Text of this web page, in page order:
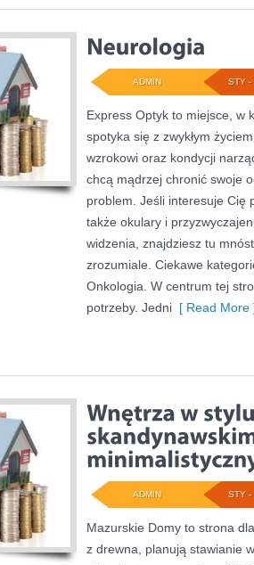
STY -
ADMIN
Express Optyk to miejsce, w
spotyka się z zwykłym
wzrokowi oraz kondycji
chcą mądrzej chronić swoje
problem. Jeśli interesuje Cię
także okulary i
widzenia, znajdziesz tu
zrozumiale. Ciekawe
Onkologia. W centrum tej
potrzeby. Jedni [ Read More
STY -
ADMIN
Mazurskie Domy to strona
z drewna, planują stawianie